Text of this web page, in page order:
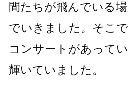
間たちが飛んでいる
でいきました。そこ
コンサートがあって
輝いていました。